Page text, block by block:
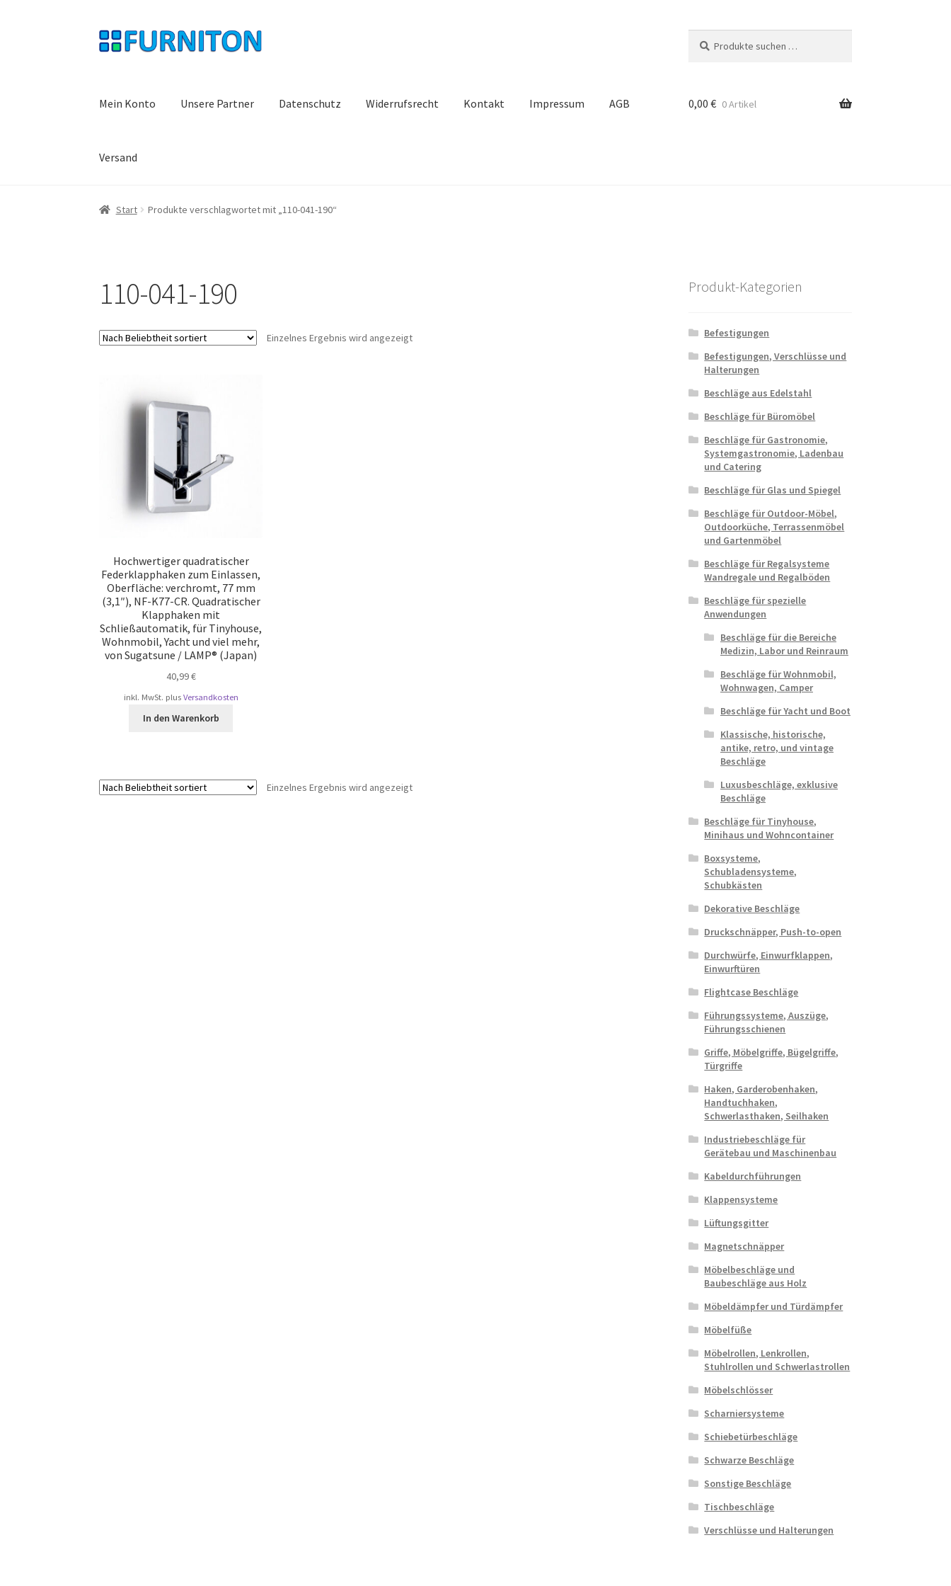
Zur
Navigation
Zum
Inhalt
nach:
Mein Konto Unsere Partner Datenschutz Widerrufsrecht Kontakt Impressum AGB
Versand
0,00 € 0 Artikel
Start Produkte verschlagwortet mit „110-041-190“
110-041-190
Einzelnes Ergebnis wird angezeigt
Hochwertiger quadratischer
Federklapphaken zum Einlassen,
Oberfläche: verchromt, 77 mm
(3,1″), NF-K77-CR. Quadratischer
Klapphaken mit
Schließautomatik, für Tinyhouse,
Wohnmobil, Yacht und viel mehr,
von Sugatsune / LAMP® (Japan)
40,99€
inkl. MwSt. plus Versandkosten
In den Warenkorb
Einzelnes Ergebnis wird angezeigt
Produkt-Kategorien
Befestigungen
Befestigungen, Verschlüsse und
Halterungen
Beschläge aus Edelstahl
Beschläge für Büromöbel
Beschläge für Gastronomie,
Systemgastronomie, Ladenbau
und Catering
Beschläge für Glas und Spiegel
Beschläge für Outdoor-Möbel,
Outdoorküche, Terrassenmöbel
und Gartenmöbel
Beschläge für Regalsysteme
Wandregale und Regalböden
Beschläge für spezielle
Anwendungen
Beschläge für die Bereiche
Medizin, Labor und Reinraum
Beschläge für Wohnmobil,
Wohnwagen, Camper
Beschläge für Yacht und Boot
Klassische, historische,
antike, retro, und vintage
Beschläge
Luxusbeschläge, exklusive
Beschläge
Beschläge für Tinyhouse,
Minihaus und Wohncontainer
Boxsysteme,
Schubladensysteme,
Schubkästen
Dekorative Beschläge
Druckschnäpper, Push-to-open
Durchwürfe, Einwurfklappen,
Einwurftüren
Flightcase Beschläge
Führungssysteme, Auszüge,
Führungsschienen
Griffe, Möbelgriffe, Bügelgriffe,
Türgriffe
Haken, Garderobenhaken,
Handtuchhaken,
Schwerlasthaken, Seilhaken
Industriebeschläge für
Gerätebau und Maschinenbau
Kabeldurchführungen
Klappensysteme
Lüftungsgitter
Magnetschnäpper
Möbelbeschläge und
Baubeschläge aus Holz
Möbeldämpfer und Türdämpfer
Möbelfüße
Möbelrollen, Lenkrollen,
Stuhlrollen und Schwerlastrollen
Möbelschlösser
Scharniersysteme
Schiebetürbeschläge
Schwarze Beschläge
Sonstige Beschläge
Tischbeschläge
Verschlüsse und Halterungen